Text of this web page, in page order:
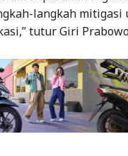
langkah mitigasi
tutur Giri